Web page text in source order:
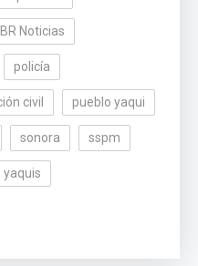
Noticias
policía
civil pueblo yaqui
sonora sspm
yaquis